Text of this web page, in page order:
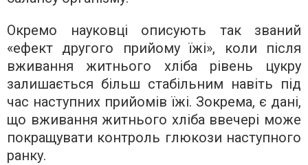
Окремо науковці описують так званий
«ефект другого прийому їжі», коли після
вживання житнього хліба рівень цукру
залишається більш стабільним навіть під
час наступних прийомів їжі. Зокрема, є дані,
що вживання житнього хліба ввечері може
покращувати контроль глюкози наступного
ранку.